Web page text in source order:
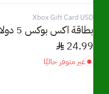
Xbox Gift Card USD
بطاقة اكس بوكس 5 دولار أمريكي
24.99
غير متوفر حاليًا